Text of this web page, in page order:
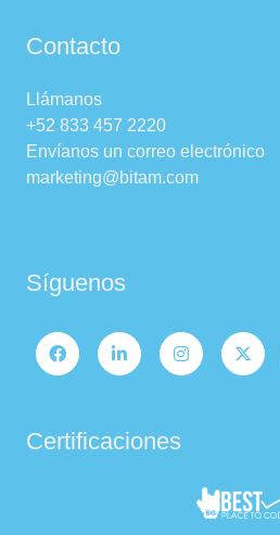
Contacto
Llámanos
+52 833 457 2220
Envíanos un correo electrónico
marketing@bitam.com
Síguenos
Certificaciones